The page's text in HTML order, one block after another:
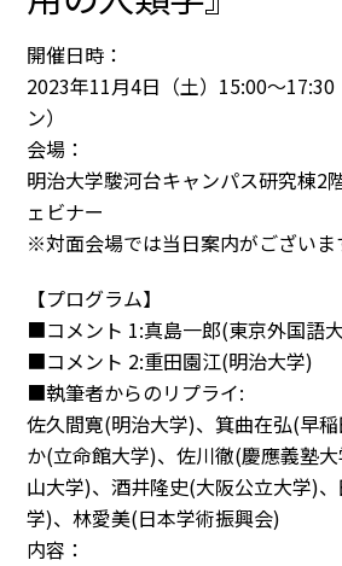
開催日時：
2023年11月4日（土）15:00～17:30
ン）
会場：
明治大学駿河台キャンパス研究棟2
ェビナー
※対面会場では当日案内がございま
【プログラム】
■コメント 1:真島一郎(東京外国語
■コメント 2:重田園江(明治大学)
■執筆者からのリプライ:
佐久間寛(明治大学)、箕曲在弘(早
か(立命館大学)、佐川徹(慶應義塾
山大学)、酒井隆史(大阪公立大学)
学)、林愛美(日本学術振興会)
内容：